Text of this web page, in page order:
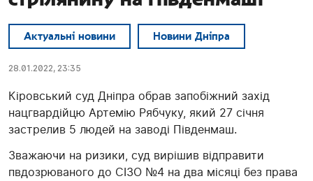
Актуальні новини Новини Дніпра
28.01.2022, 23:35
Кіровський суд Дніпра обрав запобіжний захід
нацгвардійцю Артемію Рябчуку, який 27 січня
застрелив 5 людей на заводі Південмаш.
Зважаючи на ризики, суд вирішив відправити
пвдозрюваного до СІЗО №4 на два місяці без права